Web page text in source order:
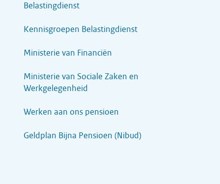
Belastingdienst
Kennisgroepen Belastingdienst
Ministerie van Financiën
Ministerie van Sociale Zaken en
Werkgelegenheid
Werken aan ons pensioen
Geldplan Bijna Pensioen (Nibud)